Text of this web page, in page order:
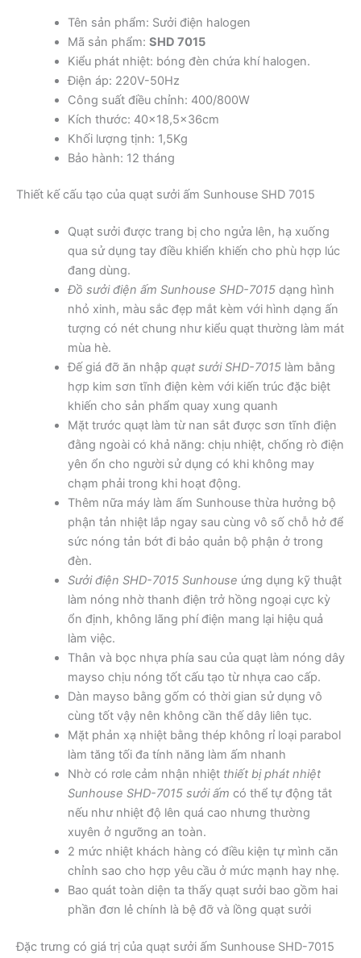
Tên sản phẩm: Sưởi điện halogen
Mã sản phẩm: SHD 7015
Kiểu phát nhiệt: bóng đèn chứa khí halogen.
Điện áp: 220V-50Hz
Công suất điều chỉnh: 400/800W
Kích thước: 40×18,5x36cm
Khối lượng tịnh: 1,5Kg
Bảo hành: 12 tháng
Thiết kế cấu tạo của quạt sưởi ấm Sunhouse SHD 7015
Quạt sưởi được trang bị cho ngửa lên, hạ xuống
qua sử dụng tay điều khiển khiến cho phù hợp lúc
đang dùng.
Đồ sưởi điện ấm Sunhouse SHD-7015dạng hình
nhỏ xinh, màu sắc đẹp mắt kèm với hình dạng ấn
tượng có nét chung như kiểu quạt thường làm mát
mùa hè.
Đế giá đỡ ăn nhập quạt sưởi SHD-7015làm bằng
hợp kim sơn tĩnh điện kèm với kiến trúc đặc biệt
khiến cho sản phẩm quay xung quanh
Mặt trước quạt làm từ nan sắt được sơn tĩnh điện
đằng ngoài có khả năng: chịu nhiệt, chống rò điện
yên ổn cho người sử dụng có khi không may
chạm phải trong khi hoạt động.
Thêm nữa máy làm ấm Sunhouse thừa hưởng bộ
phận tản nhiệt lắp ngay sau cùng vô số chỗ hở để
sức nóng tản bớt đi bảo quản bộ phận ở trong
đèn.
Sưởi điện SHD-7015 Sunhouse ứng dụng kỹ thuật
làm nóng nhờ thanh điện trở hồng ngoại cực kỳ
ổn định, không lãng phí điện mang lại hiệu quả
làm việc.
Thân và bọc nhựa phía sau của quạt làm nóng dây
mayso chịu nóng tốt cấu tạo từ nhựa cao cấp.
Dàn mayso bằng gốm có thời gian sử dụng vô
cùng tốt vậy nên không cần thế dây liên tục.
Mặt phản xạ nhiệt bằng thép không rỉ loại parabol
làm tăng tối đa tính năng làm ấm nhanh
Nhờ có rơle cảm nhận nhiệt thiết bị phát nhiệt
Sunhouse SHD-7015 sưởi ấm có thể tự động tắt
nếu như nhiệt độ lên quá cao nhưng thường
xuyên ở ngưỡng an toàn.
2 mức nhiệt khách hàng có điều kiện tự mình căn
chỉnh sao cho hợp yêu cầu ở mức mạnh hay nhẹ.
Bao quát toàn diện ta thấy quạt sưởi bao gồm hai
phần đơn lẻ chính là bệ đỡ và lồng quạt sưởi
Đặc trưng có giá trị của quạt sưởi ấm Sunhouse SHD-7015